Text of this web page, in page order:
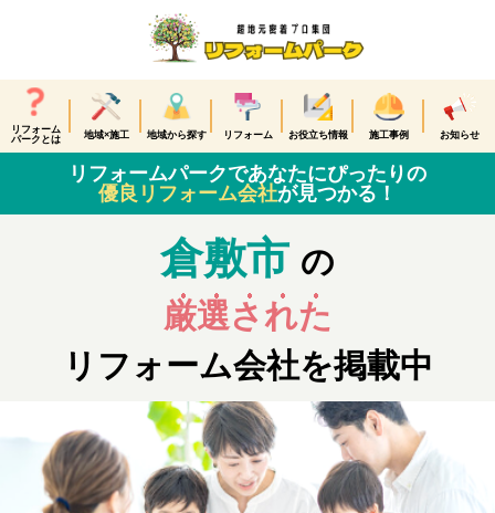
リフォーム
パークとは
地域×施工 地域から探す リフォーム お役立ち情報 施工事例 お知らせ
リフォームパークであなたにぴったりの
優良リフォーム会社が見つかる！
倉敷市 の
厳選された
リフォーム会社を掲載中